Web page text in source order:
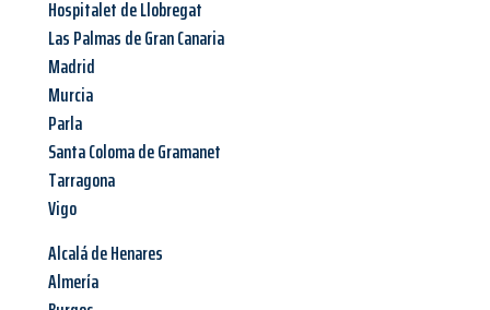
Hospitalet de Llobregat
Las Palmas de Gran Canaria
Madrid
Murcia
Parla
Santa Coloma de Gramanet
Tarragona
Vigo
Alcalá de Henares
Almería